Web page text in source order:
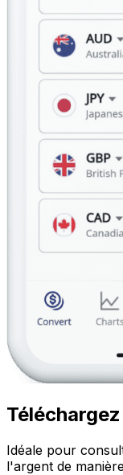
Idéale pour
l'argent de